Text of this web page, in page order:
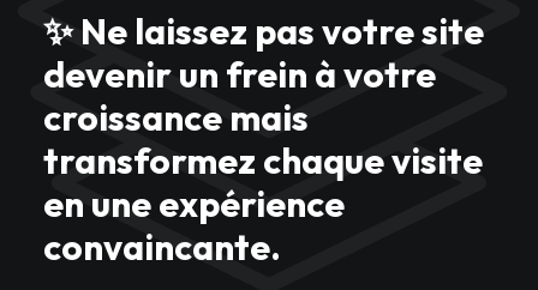
✨ Ne laissez pas votre site
devenir un frein à votre
croissance mais
transformez chaque visite
en une expérience
convaincante.